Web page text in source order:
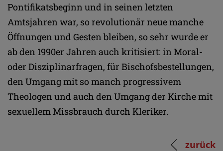
Pontifikatsbeginn und in seinen letzten
Amtsjahren war, so revolutionär neue manche
Öffnungen und Gesten bleiben, so sehr wurde er
ab den 1990er Jahren auch kritisiert: in Moral-
oder Disziplinarfragen, für Bischofsbestellungen,
den Umgang mit so manch progressivem
Theologen und auch den Umgang der Kirche mit
sexuellem Missbrauch durch Kleriker.
zurück